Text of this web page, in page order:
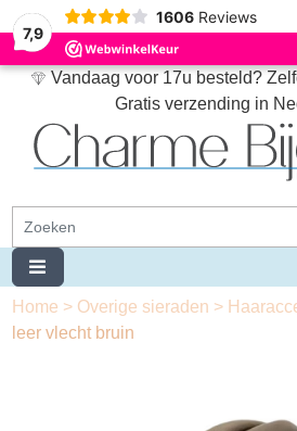
7,9
1606 Reviews
Vandaag voor 17u besteld?
Gratis verzending in
Home > Overige sieraden >
leer vlecht bruin